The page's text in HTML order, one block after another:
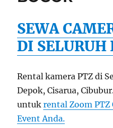
SEWA
DI SELURUH
Rental kamera PTZ di
Depok, Cisarua,
untukrental Zoom
Event Anda.